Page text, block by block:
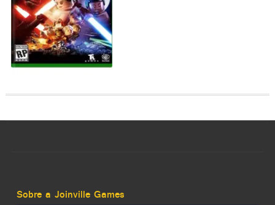
Sobre a Joinville Games